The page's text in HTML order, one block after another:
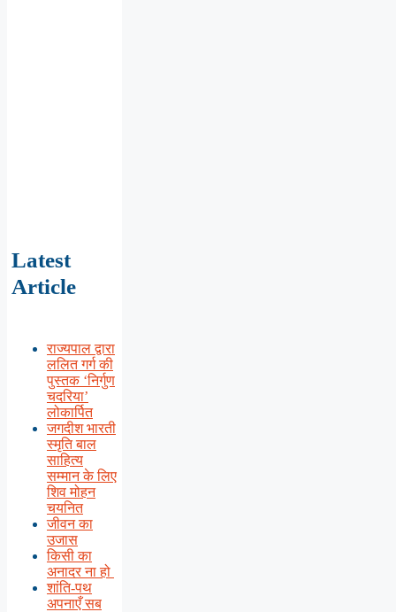
Latest
Article
राज्यपाल द्वारा
ललित गर्ग की
पुस्तक ‘निर्गुण
चदरिया’
लोकार्पित
जगदीश भारती
स्मृति बाल
साहित्य
सम्मान के लिए
शिव मोहन
चयनित
जीवन का
उजास
किसी का
अनादर ना हो
शांति-पथ
अपनाएँ सब